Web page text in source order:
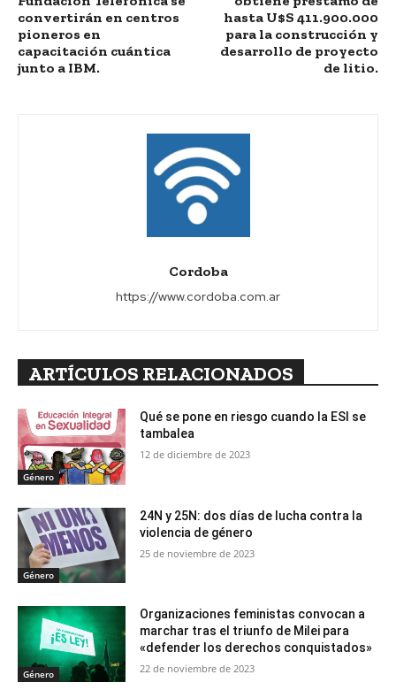
convertirán en centros
pioneros en
capacitación cuántica
junto a IBM.
hasta U$S 411.900.000
para la construcción y
desarrollo de proyecto
de litio.
Cordoba
https://www.cordoba.com.ar
ARTÍCULOS RELACIONADOS
Género
Qué se pone en riesgo cuando la ESI se
tambalea
12 de diciembre de 2023
Género
24N y 25N: dos días de lucha contra la
violencia de género
25 de noviembre de 2023
Género
Organizaciones feministas convocan a
marchar tras el triunfo de Milei para
«defender los derechos conquistados»
22 de noviembre de 2023